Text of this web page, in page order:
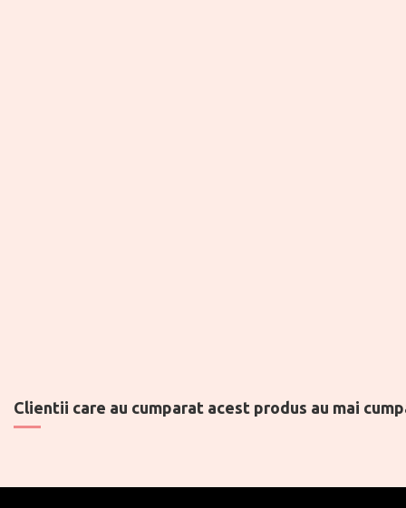
Clientii care au cumparat acest produs au mai